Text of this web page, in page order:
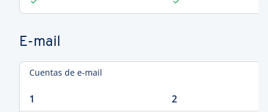
E-mail
Cuentas de e-mail
1 2